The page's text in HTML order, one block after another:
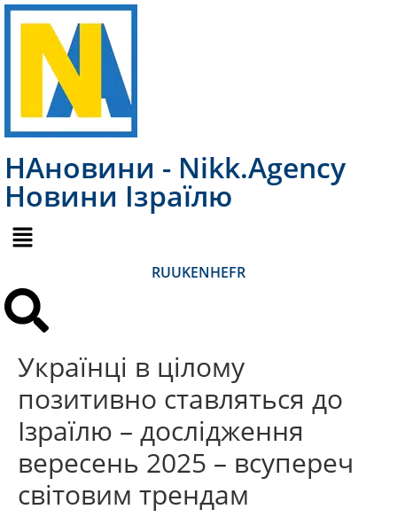
НАновини - Nikk.Agency
Новини Ізраїлю
RUUKENHEFR
Українці в цілому
позитивно ставляться до
Ізраїлю – дослідження
вересень 2025 – всупереч
світовим трендам